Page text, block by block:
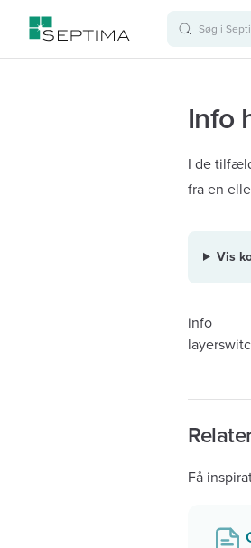
Skip to content Søg i
Info
I de
fra en
Vis
info
Få